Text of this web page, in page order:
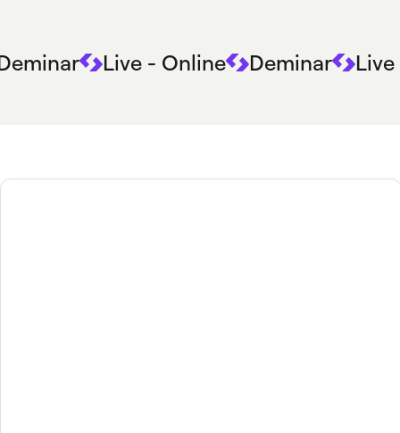
Live - Online Deminar Live